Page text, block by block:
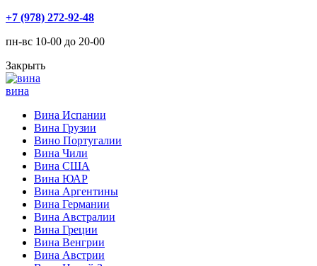
+7 (978) 272-92-48
пн-вс 10-00 до 20-00
Закрыть
вина
Вина Испании
Вина Грузии
Вино Португалии
Вина Чили
Вина США
Вина ЮАР
Вина Аргентины
Вина Германии
Вина Австралии
Вина Греции
Вина Венгрии
Вина Австрии